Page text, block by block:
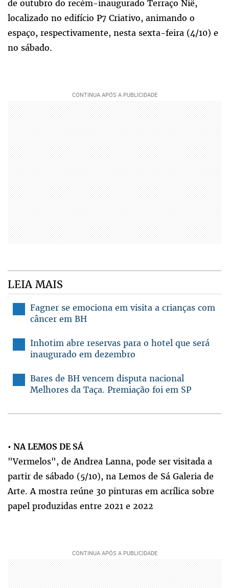
de outubro do recém-inaugurado Terraço Niê,
localizado no edifício P7 Criativo, animando o
espaço, respectivamente, nesta sexta-feira (4/10) e
no sábado.
LEIA MAIS
Fagner se emociona em visita a crianças com
câncer em BH
Inhotim abre reservas para o hotel que será
inaugurado em dezembro
Bares de BH vencem disputa nacional
Melhores da Taça. Premiação foi em SP
• NA LEMOS DE SÁ
"Vermelos", de Andrea Lanna, pode ser visitada a
partir de sábado (5/10), na Lemos de Sá Galeria de
Arte. A mostra reúne 30 pinturas em acrílica sobre
papel produzidas entre 2021 e 2022